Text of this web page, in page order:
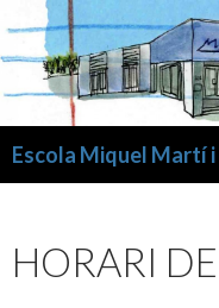
Escola Miquel Martí i
HORARI